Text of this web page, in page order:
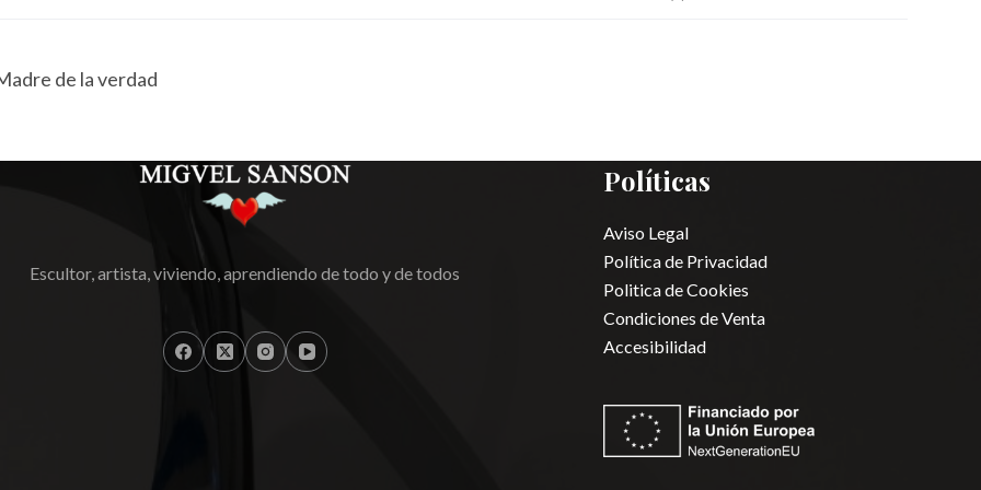
de la verdad
Escultor, artista, viviendo, aprendiendo de todo y de todos
Políticas
Aviso Legal
Política de Privacidad
Politica de Cookies
Condiciones de Venta
Accesibilidad